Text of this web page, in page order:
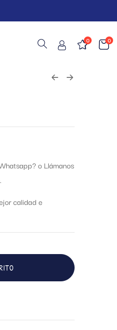
0
0
o Llámanos
calidad e